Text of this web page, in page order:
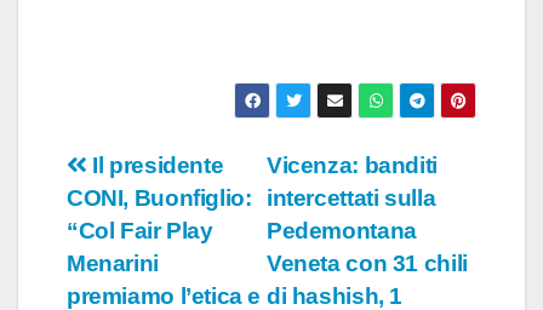
Navigazione
articoli
Vicenza: banditi
intercettati sulla
Pedemontana
Veneta con 31 chili
di hashish, 1
Il presidente
CONI, Buonfiglio:
“Col Fair Play
Menarini
premiamo l’etica e